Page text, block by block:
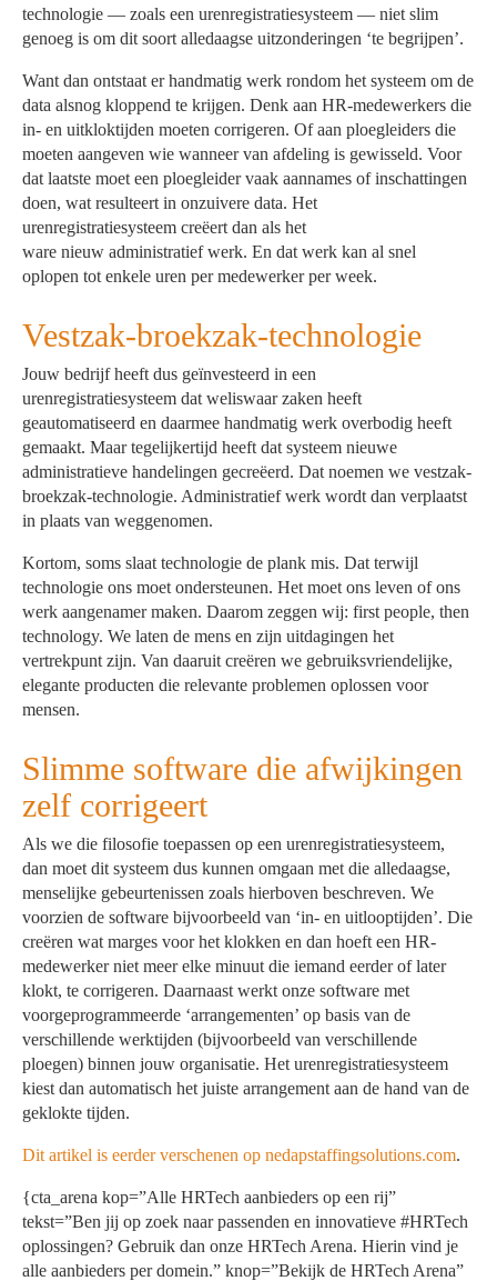
technologie — zoals een urenregistratiesysteem — niet slim
genoeg is om dit soort alledaagse uitzonderingen ‘te begrijpen’.
Want dan ontstaat er handmatig werk rondom het systeem om de
data alsnog kloppend te krijgen. Denk aan HR-medewerkers die
in- en uitkloktijden moeten corrigeren. Of aan ploegleiders die
moeten aangeven wie wanneer van afdeling is gewisseld. Voor
dat laatste moet een ploegleider vaak aannames of inschattingen
doen, wat resulteert in onzuivere data. Het
urenregistratiesysteem creëert dan als het
ware nieuw administratief werk. En dat werk kan al snel
oplopen tot enkele uren per medewerker per week.
Vestzak-broekzak-technologie
Jouw bedrijf heeft dus geïnvesteerd in een
urenregistratiesysteem dat weliswaar zaken heeft
geautomatiseerd en daarmee handmatig werk overbodig heeft
gemaakt. Maar tegelijkertijd heeft dat systeem nieuwe
administratieve handelingen gecreëerd. Dat noemen we vestzak-
broekzak-technologie. Administratief werk wordt dan verplaatst
in plaats van weggenomen.
Kortom, soms slaat technologie de plank mis. Dat terwijl
technologie ons moet ondersteunen. Het moet ons leven of ons
werk aangenamer maken. Daarom zeggen wij: first people, then
technology. We laten de mens en zijn uitdagingen het
vertrekpunt zijn. Van daaruit creëren we gebruiksvriendelijke,
elegante producten die relevante problemen oplossen voor
mensen.
Slimme software die afwijkingen
zelf corrigeert
Als we die filosofie toepassen op een urenregistratiesysteem,
dan moet dit systeem dus kunnen omgaan met die alledaagse,
menselijke gebeurtenissen zoals hierboven beschreven. We
voorzien de software bijvoorbeeld van ‘in- en uitlooptijden’. Die
creëren wat marges voor het klokken en dan hoeft een HR-
medewerker niet meer elke minuut die iemand eerder of later
klokt, te corrigeren. Daarnaast werkt onze software met
voorgeprogrammeerde ‘arrangementen’ op basis van de
verschillende werktijden (bijvoorbeeld van verschillende
ploegen) binnen jouw organisatie. Het urenregistratiesysteem
kiest dan automatisch het juiste arrangement aan de hand van de
geklokte tijden.
Dit artikel is eerder verschenen op nedapstaffingsolutions.com.
{cta_arena kop=”Alle HRTech aanbieders op een rij”
tekst=”Ben jij op zoek naar passenden en innovatieve #HRTech
oplossingen? Gebruik dan onze HRTech Arena. Hierin vind je
alle aanbieders per domein.” knop=”Bekijk de HRTech Arena”